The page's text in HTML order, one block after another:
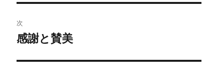
ビ
ゲ
ー
の
投
稿:
次
次
投
感謝と賛美